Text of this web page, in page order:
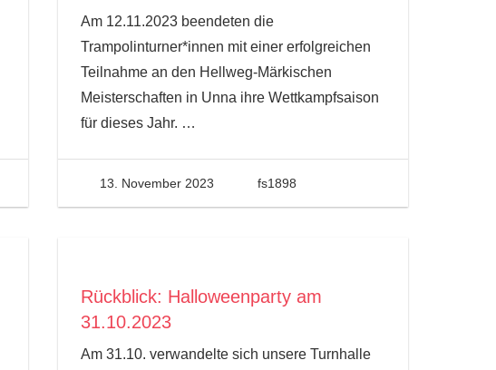
Am 12.11.2023 beendeten die
Trampolinturner*innen mit einer erfolgreichen
Teilnahme an den Hellweg-Märkischen
Meisterschaften in Unna ihre Wettkampfsaison
für dieses Jahr. …
13. November 2023 fs1898
Rückblick: Halloweenparty am
31.10.2023
Am 31.10. verwandelte sich unsere Turnhalle